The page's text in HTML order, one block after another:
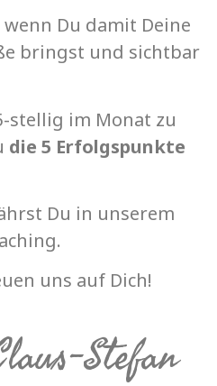
Du damit Deine
bringst und sichtbar
stellig im Monat zu
die 5 Erfolgspunkte
Du in unserem
uns auf Dich!
Stefan